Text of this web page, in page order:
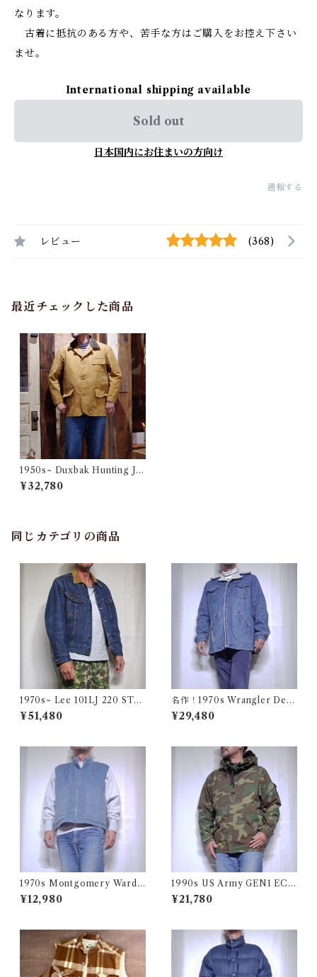
なります。
古着に抵抗のある方や、苦手な方はご購入をお控え下さい
ませ。
International shipping available
Sold out
日本国内にお住まいの方向け
通報する
レビュー (368)
最近チェックした商品
1950s~ Duxbak Hunting Ja
cket Size 44 / Vintage ダッ
クスバック ハンティング ノン
¥32,780
同じカテゴリの商品
1970s~ Lee 101LJ 220 STO
RM RIDER 44相当 / 濃い濃い
70年代 80年代 リー ストーム
¥51,480
名作！1970s Wrangler Deni
m Wrange Coat / ラングラー
デニム ボア ランチ コート 古
¥29,480
1970s Montgomery Ward
PUT TOGETHERS Nylon S
ki Vest / 70年代 モンゴメリー
¥12,980
1990s US Army GEN1 EC
WCS Gore-Tex Parka M-R
/ 米軍 ゴアテックス パーカー
¥21,780